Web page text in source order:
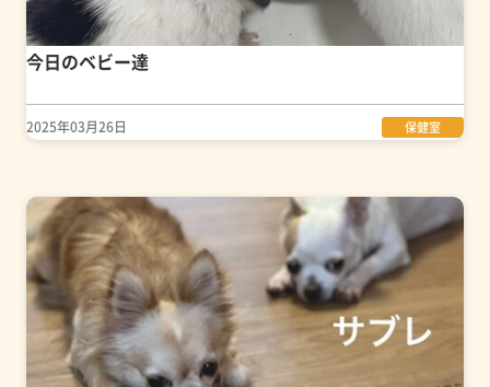
今日のベビー達
2025年03月26日 保健室